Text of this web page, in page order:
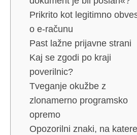
Prikrito kot legitimno
o e-računu
Past lažne prijavne strani
Kaj se zgodi po kraji
poverilnic?
Tveganje okužbe z
zlonamerno programsko
opremo
Opozorilni znaki, na katere